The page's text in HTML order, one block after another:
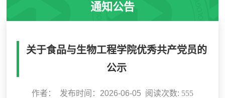
通知公告
关于食品与生物工程学院优秀共产党员的
公示
作者： 发布时间：2026-06-05 阅读次数: 555